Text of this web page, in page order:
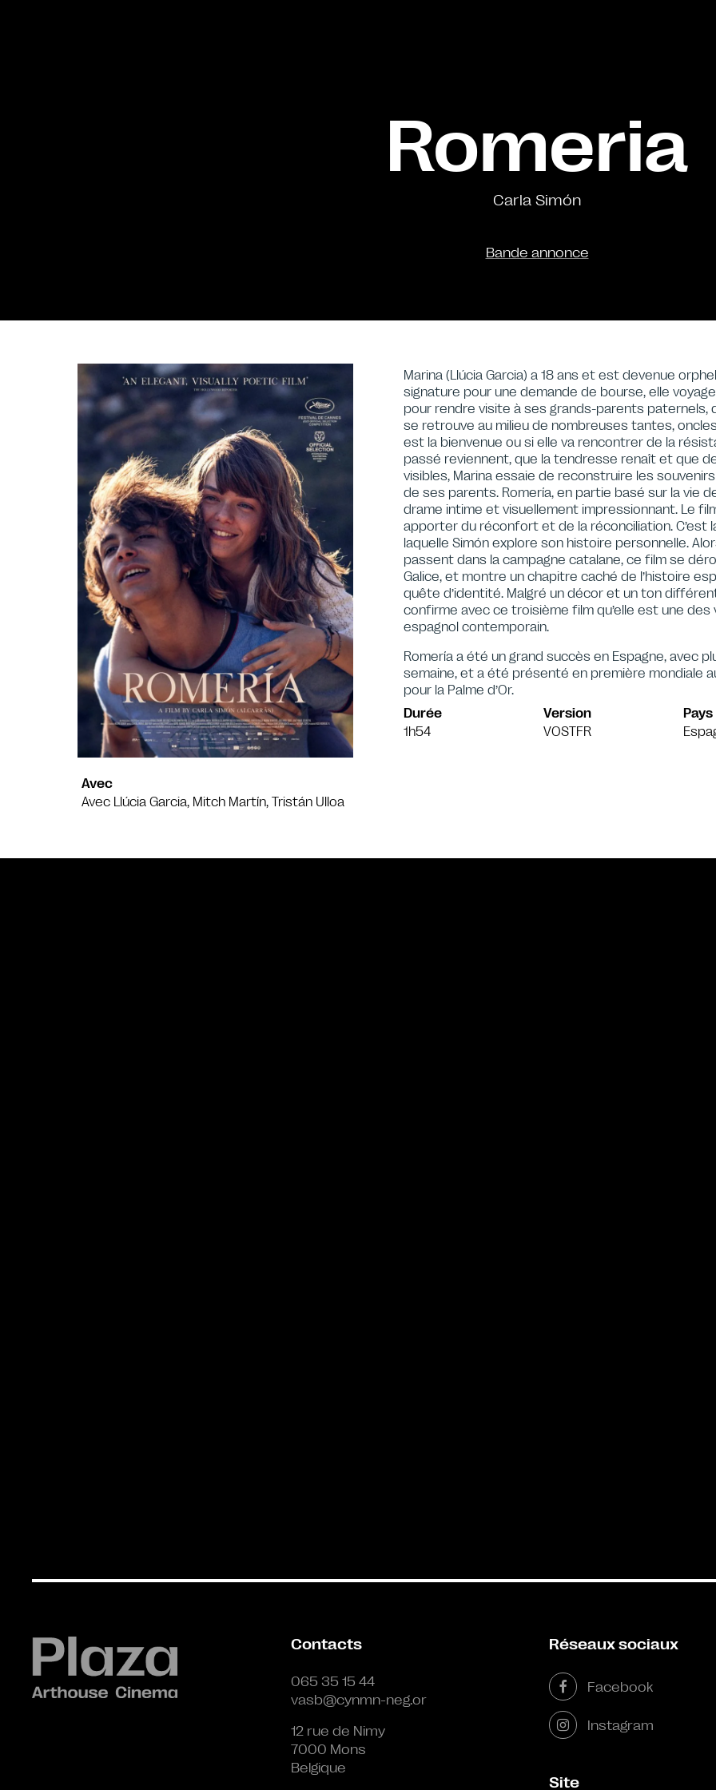
Romeria
Carla Simón
Bande annonce
Avec
Avec Llúcia Garcia, Mitch Martín, Tristán Ulloa
Marina (Llúcia Garcia) a 18 ans et est devenue
signature pour une demande de bourse, elle
pour rendre visite à ses grands-parents paternels,
se retrouve au milieu de nombreuses tantes,
est la bienvenue ou si elle va rencontrer de la
passé reviennent, que la tendresse renaît et que
visibles, Marina essaie de reconstruire les
de ses parents. Romería, en partie basé sur la vie
drame intime et visuellement impressionnant. Le
apporter du réconfort et de la réconciliation. C’est
laquelle Simón explore son histoire personnelle.
passent dans la campagne catalane, ce film se
Galice, et montre un chapitre caché de l’histoire
quête d’identité. Malgré un décor et un ton
confirme avec ce troisième film qu’elle est une
espagnol contemporain.
Romería a été un grand succès en Espagne, avec
semaine, et a été présenté en première mondiale
pour la Palme d’Or.
Durée
1h54
Version
VOSTFR
Pays
Contacts
065 35 15 44
vasb@cynmn-neg.or
12 rue de Nimy
7000 Mons
Belgique
Réseaux sociaux
Facebook
Instagram
Site